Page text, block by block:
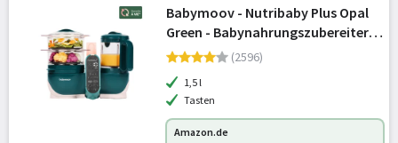
Babymoov - Nutribaby Plus Opal
Green - Babynahrungszubereiter,
2200ml Fassungsvermögen,
Sterilisieren, Aufwärmen
(2596)
1,5 l
Tasten
Amazon.de